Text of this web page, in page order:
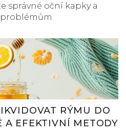
správné oční kapky a
RÝMU DO
A EFEKTIVNÍ METODY